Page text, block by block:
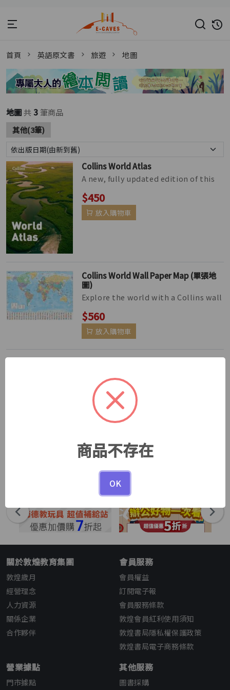
首頁 英語原文書 旅遊 地圖
地圖共 3 筆商品
其他(3筆)
Collins World Atlas
A new, fully updated edition of this
bestselling atlas of the world. Great
value and contains all th...
$450
放入購物車
Collins World Wall Paper Map (單張地
圖)
Explore the world with a Collins wall
map Fully updated world map to
include the latest political ch...
$560
放入購物車
The Historical Atlas of the World
presents important periods and
turning points in 5,000 years of wo...
$420
放入購物車
1 / 1
關於敦煌教育集團
敦煌歲月
經營理念
人力資源
關係企業
合作夥伴
會員服務
會員權益
訂閱電子報
會員服務條款
敦煌會員紅利使用須知
敦煌書局隱私權保護政策
敦煌書局電子商務條款
營業據點
門市據點
其他服務
圖書採購
商品不存在
OK